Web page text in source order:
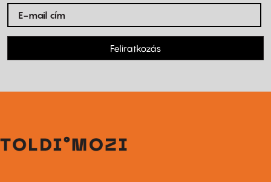
Feliratkozás